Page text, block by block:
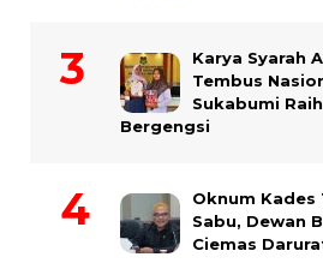
Karya Syarah
Tembus
Sukabumi
Bergengsi
Oknum
Sabu, Dewan
Ciemas